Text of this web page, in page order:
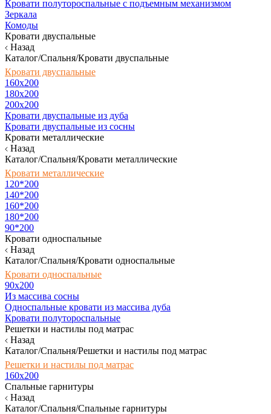
Кровати полутороспальные с подъемным механизмом
Зеркала
Комоды
Кровати двуспальные
Назад
Каталог/Спальня/Кровати двуспальные
Кровати двуспальные
160х200
180x200
200x200
Кровати двуспальные из дуба
Кровати двуспальные из сосны
Кровати металлические
Назад
Каталог/Спальня/Кровати металлические
Кровати металлические
120*200
140*200
160*200
180*200
90*200
Кровати односпальные
Назад
Каталог/Спальня/Кровати односпальные
Кровати односпальные
90х200
Из массива сосны
Односпальные кровати из массива дуба
Кровати полутороспальные
Решетки и настилы под матрас
Назад
Каталог/Спальня/Решетки и настилы под матрас
Решетки и настилы под матрас
160х200
Спальные гарнитуры
Назад
Каталог/Спальня/Спальные гарнитуры